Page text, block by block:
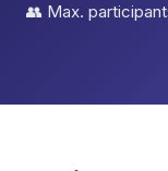
👥 Max.